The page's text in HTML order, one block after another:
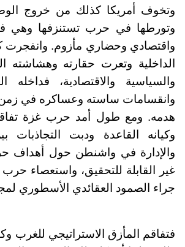
وتخوف أمريكا كذلك من خروج
وتورطها في حرب تستنزفها وهي
واقتصادي وحضاري مأزوم. وانفجرت
الداخلية وتعرت حقارته وهشاشته
والسياسية والاقتصادية،
وانقسامات ساسته وعساكره في
هدمه. ومع طول أمد حرب غزة
وكيانه القاعدة ودبت التجاذبات
والإدارة في واشنطن حول أهداف
غير القابلة للتحقيق، واستعصاء
جراء الصمود العقائدي الأسطوري
فتفاقم المأزق الاستراتيجي للغرب